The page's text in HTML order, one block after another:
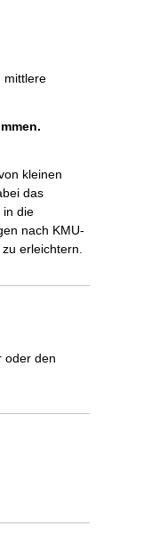
mittlere
kleinen
das
in die
nach KMU-
erleichtern.
oder den